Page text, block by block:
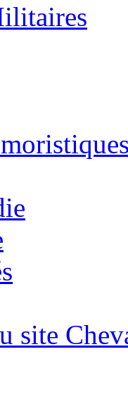
site